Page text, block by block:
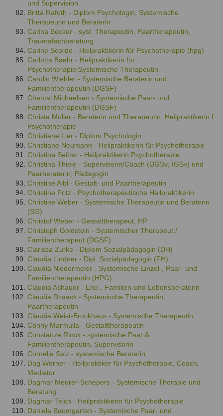
und Supervision
Britta Rafoth - Diplom Psychologin, Systemische
Therapeutin und Beraterin
Carina Becker - syst. Therapeutin, Paartherapeutin,
Traumafachberatung
Carine Scordo - Heilpraktikerin für Psychotherapie (hpg)
Carlotta Baehr - Heilpraktikerin für
Psychotherapie;Systemische Therapeutin
Carolin Wiehler - Systemische Beraterin und
Familientherapeutin (DGSF)
Chantal Michaelsen - Systemische Paar- und
Familientherapeutin (DGSF)
Christa Müller - Beraterin und Therapeutin, Heilpraktikerin f.
Psychotherapie
Christiane Lier - Diplom Psychologin
Christiane Neumann - Heilpraktikerin für Psychotherapie
Christina Seitter - Heilpraktikerin Psychotherapie
Christina Thiele - Supervisorin/Coach (DGSv; IGSv) und
Paarberaterin; Pädagogin
Christine Albl - Gestalt- und Paartherapeutin
Christine Fritz - Psychotherapeutische Heilpraktikerin
Christine Weber - Systemische Therapeutin und Beraterin
(SG)
Christof Weber - Gestalttherapeut, HP
Christoph Goldstein - Systemischer Therapeut /
Familientherapeut (DGSF)
Clarissa Zurke - Diplom Sozialpädagogin (DH)
Claudia Lindner - Dipl. Sozialpädagogin (FH)
Claudia Niedermeier - Systemische Einzel-, Paar- und
Familientherapeutin (HPG)
Claudia Ashauer - Ehe-, Familien-und Lebensberaterin
Claudia Dzaack - Systemische Therapeutin,
Paartherapeutin
Claudia Weist-Brockhaus - Systemische Therapeutin
Conny Marmulla - Gestalttherapeutin
Constanze Rinck - systemische Paar &
Familientherapeutin, Supervisorin
Cornelia Salz - systemische Beraterin
Dag Werner - Heilpraktiker für Psychotherapie, Coach,
Mediator
Dagmar Meurer-Schepers - Systemische Therapie und
Beratung
Dagmar Teich - Heilpraktikerin für Psychotherapie
Daniela Baumgarten - Systemische Paar- und